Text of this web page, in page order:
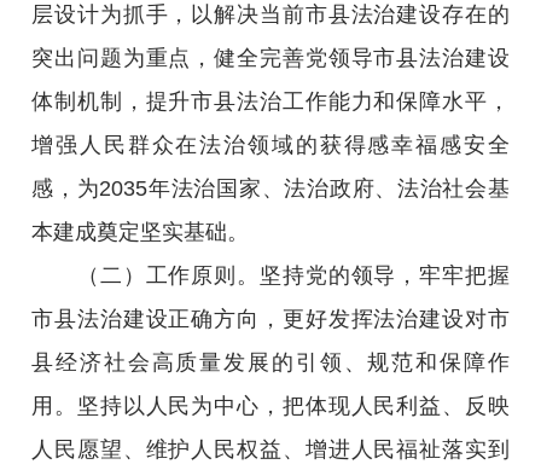
层设计为抓手，以解决当前市县法治建设存在的
突出问题为重点，健全完善党领导市县法治建设
体制机制，提升市县法治工作能力和保障水平，
增强人民群众在法治领域的获得感幸福感安全
感，为2035年法治国家、法治政府、法治社会基
本建成奠定坚实基础。
（二）工作原则。坚持党的领导，牢牢把握
市县法治建设正确方向，更好发挥法治建设对市
县经济社会高质量发展的引领、规范和保障作
用。坚持以人民为中心，把体现人民利益、反映
人民愿望、维护人民权益、增进人民福祉落实到